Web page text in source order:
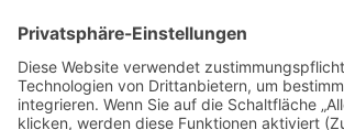
Active holiday
Celebrations and events
Parties + banquets
Conferences + Premises